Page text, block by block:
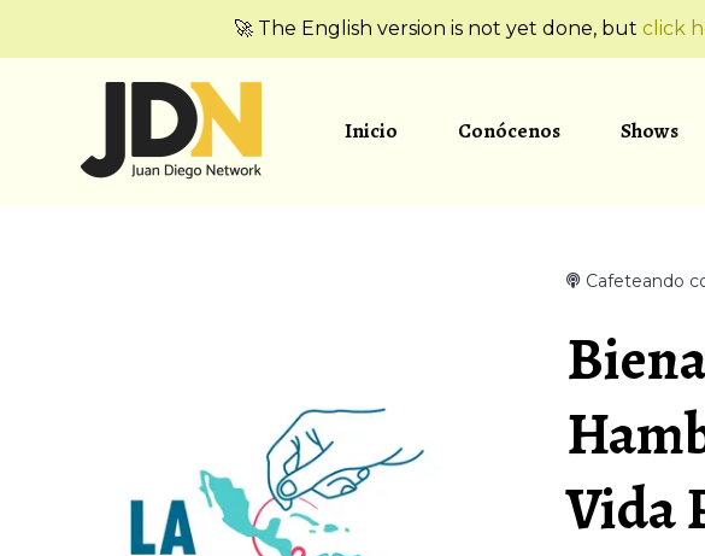
🚀 The English version is not yet done, but click
Inicio Conócenos Shows
Cafeteando
Vida